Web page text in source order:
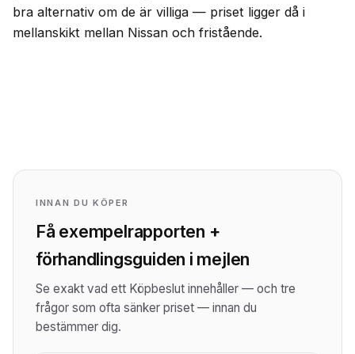
bra alternativ om de är villiga — priset ligger då i
mellanskikt mellan Nissan och fristående.
INNAN DU KÖPER
Få exempelrapporten +
förhandlingsguiden i mejlen
Se exakt vad ett Köpbeslut innehåller — och tre
frågor som ofta sänker priset — innan du
bestämmer dig.